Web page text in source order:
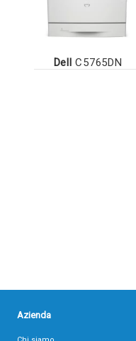
Dell C5765DN
Azienda